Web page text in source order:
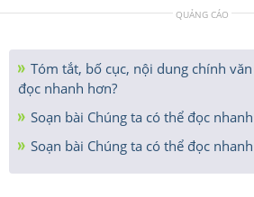
QUẢNG CÁO
Tóm tắt, bố cục, nội dung chính
đọc nhanh hơn?
Soạn bài Chúng ta có thể đọc
Soạn bài Chúng ta có thể đọc